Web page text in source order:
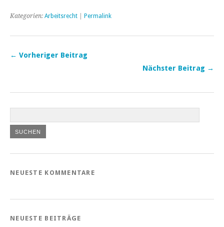
Kategorien: Arbeitsrecht Permalink
← Vorheriger Beitrag
Nächster Beitrag →
NEUESTE KOMMENTARE
NEUESTE BEITRÄGE